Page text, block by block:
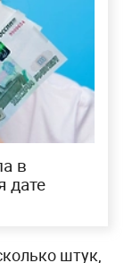
в
дате
штук,